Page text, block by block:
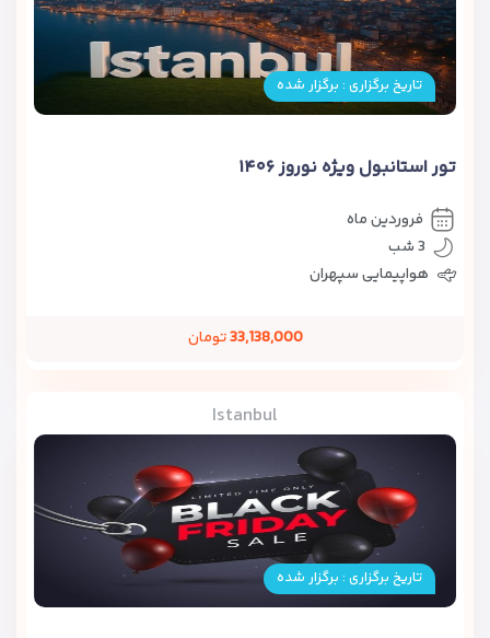
تاریخ برگزاری : برگزار شده
تور استانبول ویژه نوروز ۱۴۰۶
فروردین ماه
3 شب
هواپیمایی سپهران
33,138,000تومان
Istanbul
تاریخ برگزاری : برگزار شده